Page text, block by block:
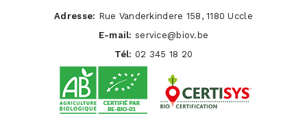
Adresse: Rue Vanderkindere 158, 1180 Uccle
E-mail: service@biov.be
Tél: 02 345 18 20